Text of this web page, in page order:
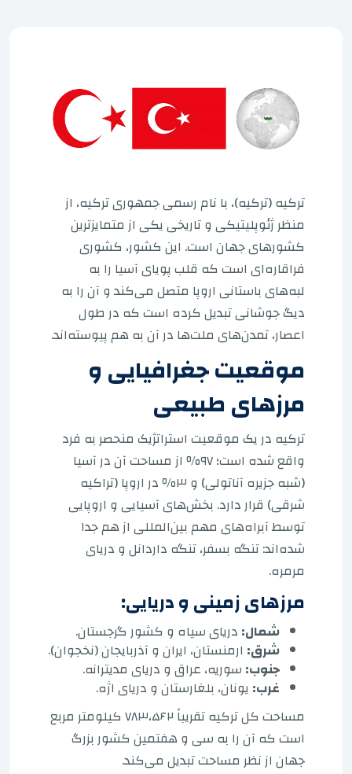
ترکیه (ترکیه)، با نام رسمی جمهوری ترکیه، از
منظر ژئوپلیتیکی و تاریخی یکی از متمایزترین
کشورهای جهان است. این کشور، کشوری
فراقاره‌ای است که قلب پویای آسیا را به
لبه‌های باستانی اروپا متصل می‌کند و آن را به
دیگ جوشانی تبدیل کرده است که در طول
اعصار، تمدن‌های ملت‌ها در آن به هم پیوسته‌اند.
موقعیت جغرافیایی و
مرزهای طبیعی
ترکیه در یک موقعیت استراتژیک منحصر به فرد
واقع شده است؛ ۹۷٪ از مساحت آن در آسیا
(شبه جزیره آناتولی) و ۳٪ در اروپا (تراکیه
شرقی) قرار دارد. بخش‌های آسیایی و اروپایی
توسط آبراه‌های مهم بین‌المللی از هم جدا
شده‌اند: تنگه بسفر، تنگه داردانل و دریای
مرمره.
مرزهای زمینی و دریایی:
شمال: دریای سیاه و کشور گرجستان.
شرق: ارمنستان، ایران و آذربایجان (نخجوان).
جنوب: سوریه، عراق و دریای مدیترانه.
غرب: یونان، بلغارستان و دریای اژه.
مساحت کل ترکیه تقریباً ۷۸۳،۵۶۲ کیلومتر مربع
است که آن را به سی و هفتمین کشور بزرگ
جهان از نظر مساحت تبدیل می‌کند.